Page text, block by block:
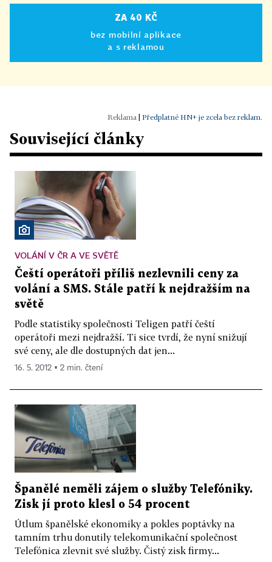
ZA 40 KČ
bez mobilní aplikace
a s reklamou
Předplatné HN+ je zcela bez reklam.
Související články
VOLÁNÍ V ČR A VE SVĚTĚ
Čeští operátoři příliš nezlevnili ceny za
volání a SMS. Stále patří k nejdražším na
světě
Podle statistiky společnosti Teligen patří čeští
operátoři mezi nejdražší. Ti sice tvrdí, že nyní snižují
své ceny, ale dle dostupných dat jen...
16. 5. 2012 ▪ 2 min. čtení
Španělé neměli zájem o služby Telefóniky.
Zisk jí proto klesl o 54 procent
Útlum španělské ekonomiky a pokles poptávky na
tamním trhu donutily telekomunikační společnost
Telefónica zlevnit své služby. Čistý zisk firmy...